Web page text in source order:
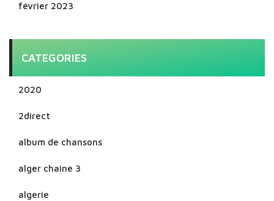
février 2023
CATEGORIES
2020
2direct
album de chansons
alger chaine 3
algerie